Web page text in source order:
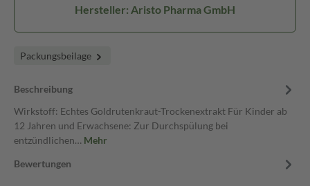
Hersteller: Aristo Pharma GmbH
Packungsbeilage
Beschreibung
Wirkstoff: Echtes Goldrutenkraut-Trockenextrakt Für Kinder ab
12 Jahren und Erwachsene: Zur Durchspülung bei
entzündlichen… Mehr
Bewertungen